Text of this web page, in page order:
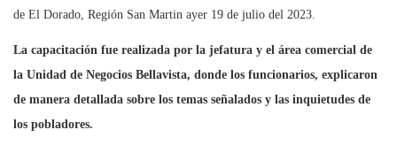
de El Dorado, Región San Martin ayer 19 de julio del 2023.
La capacitación fue realizada por la jefatura y el área comercial de
la Unidad de Negocios Bellavista, donde los funcionarios, explicaron
de manera detallada sobre los temas señalados y las inquietudes de
los pobladores.